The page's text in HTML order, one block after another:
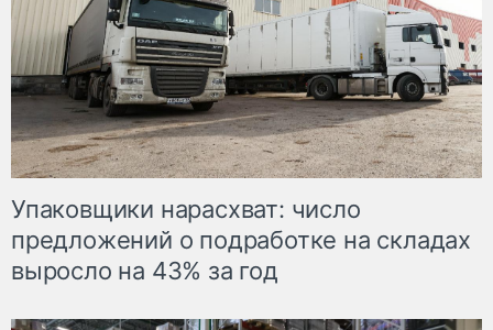
Упаковщики нарасхват: число
предложений о подработке на складах
выросло на 43% за год